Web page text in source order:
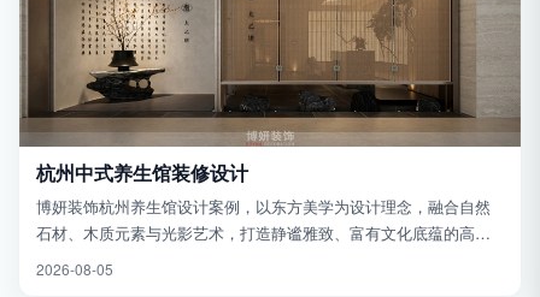
杭州中式养生馆装修设计
博妍装饰杭州养生馆设计案例，以东方美学为设计理念，融合自然
石材、木质元素与光影艺术，打造静谧雅致、富有文化底蕴的高端
养生空间。17年专注商业空间装修设计，为养生馆、会所、中医馆
2026-08-05